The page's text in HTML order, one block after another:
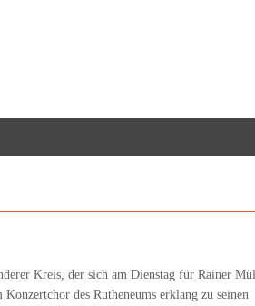
Kreis, der sich am Dienstag für Rainer
Konzertchor des Rutheneums erklang zu seinen